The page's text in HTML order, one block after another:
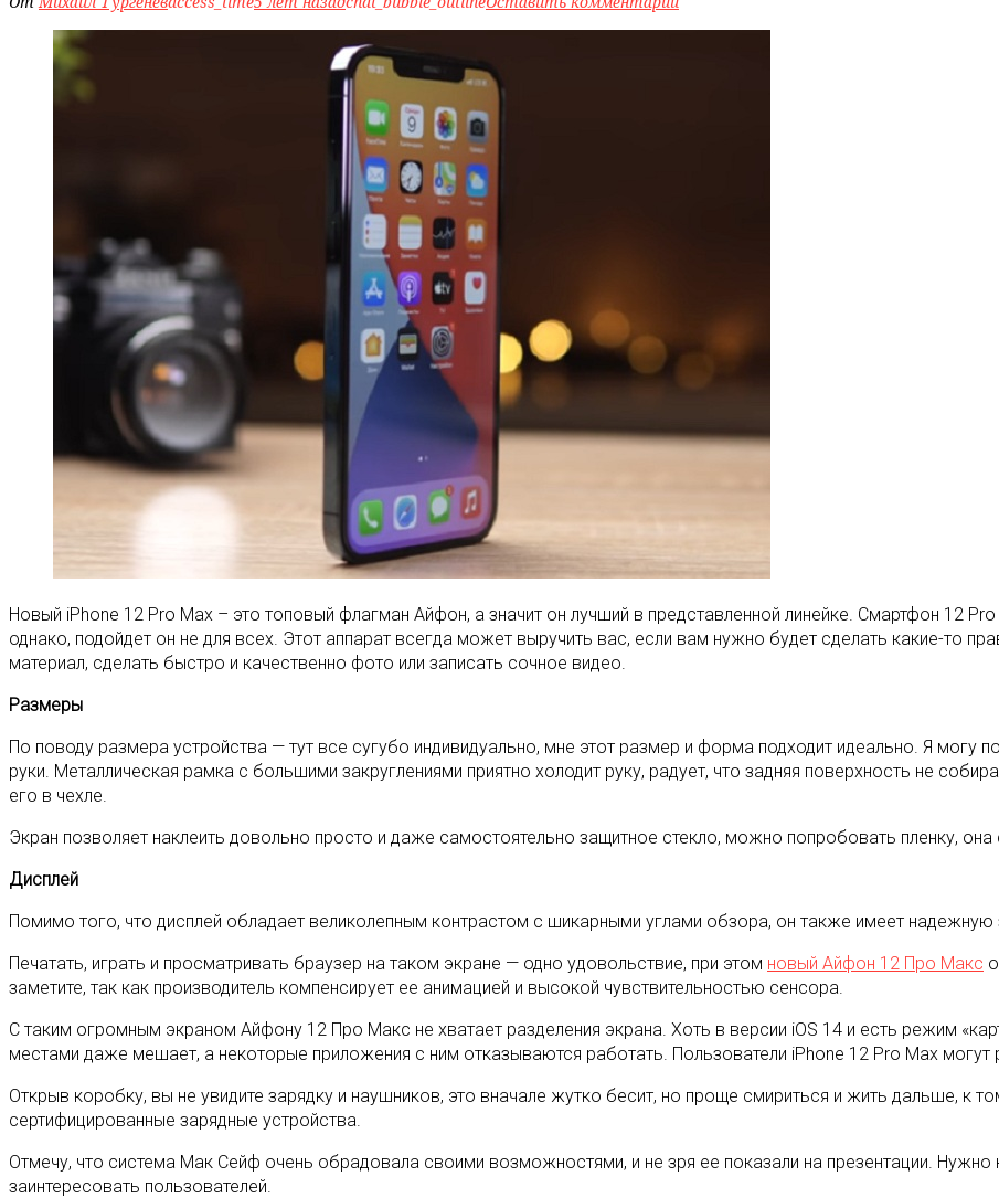
Новый iPhone 12 Pro Max – это топовый флагман Айфон, а значит он лучший в представленной линейке. Смартфон 12
однако, подойдет он не для всех. Этот аппарат всегда может выручить вас, если вам нужно будет сделать какие-то
материал, сделать быстро и качественно фото или записать сочное видео.
Размеры
По поводу размера устройства — тут все сугубо индивидуально, мне этот размер и форма подходит идеально. Я могу
руки. Металлическая рамка с большими закруглениями приятно холодит руку, радует, что задняя поверхность не
его в чехле.
Экран позволяет наклеить довольно просто и даже самостоятельно защитное стекло, можно попробовать пленку,
Дисплей
Помимо того, что дисплей обладает великолепным контрастом с шикарными углами обзора, он также имеет надежную
Печатать, играть и просматривать браузер на таком экране — одно удовольствие, при этом новый Айфон 12 Про Макс
заметите, так как производитель компенсирует ее анимацией и высокой чувствительностью сенсора.
С таким огромным экраном Айфону 12 Про Макс не хватает разделения экрана. Хоть в версии iOS 14 и есть режим
местами даже мешает, а некоторые приложения с ним отказываются работать. Пользователи iPhone 12 Pro Max
Открыв коробку, вы не увидите зарядку и наушников, это вначале жутко бесит, но проще смириться и жить дальше, к
сертифицированные зарядные устройства.
Отмечу, что система Мак Сейф очень обрадовала своими возможностями, и не зря ее показали на презентации.
заинтересовать пользователей.